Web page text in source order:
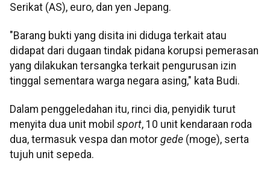
Serikat (AS), euro, dan yen Jepang.
"Barang bukti yang disita ini diduga terkait atau
didapat dari dugaan tindak pidana korupsi pemerasan
yang dilakukan tersangka terkait pengurusan izin
tinggal sementara warga negara asing," kata Budi.
Dalam penggeledahan itu, rinci dia, penyidik turut
menyita dua unit mobil sport, 10 unit kendaraan roda
dua, termasuk vespa dan motor gede (moge), serta
tujuh unit sepeda.